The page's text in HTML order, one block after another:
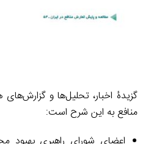
گزیدۀ اخبار، تحلیل‌ها و
منافع به این شرح است: